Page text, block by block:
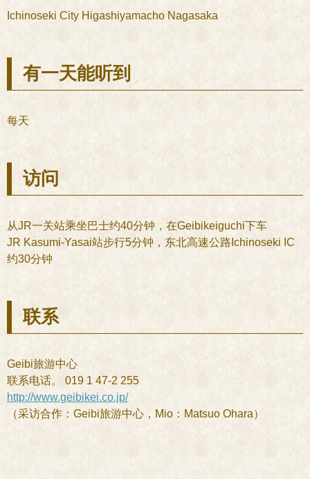
Ichinoseki City Higashiyamacho Nagasaka
有一天能听到
每天
访问
从JR一关站乘坐巴士约40分钟，在Geibikeiguchi下车
JR Kasumi-Yasai站步行5分钟，东北高速公路Ichinoseki IC
约30分钟
联系
Geibi旅游中心
联系电话。 019 1 47-2 255
http://www.geibikei.co.jp/
（采访合作：Geibi旅游中心，Mio：Matsuo Ohara）